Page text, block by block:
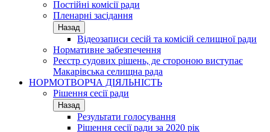
Постійні комісії ради
Пленарні засідання
Назад
Відеозаписи сесій та комісій селищної ради
Нормативне забезпечення
Реєстр судових рішень, де стороною виступає
Макарівська селищна рада
НОРМОТВОРЧА ДІЯЛЬНІСТЬ
Рішення сесії ради
Назад
Результати голосування
Рішення сесії ради за 2020 рік